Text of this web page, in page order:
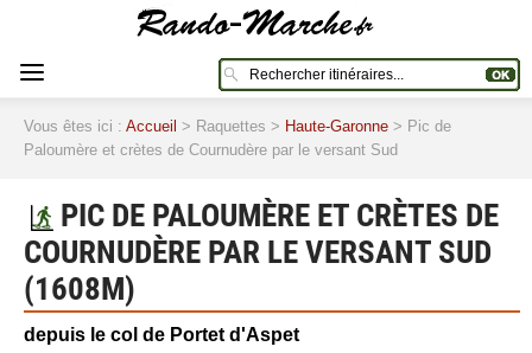
Vous êtes ici : Accueil > Raquettes > Haute-Garonne > Pic de
Paloumère et crètes de Cournudère par le versant Sud
PIC DE PALOUMÈRE ET CRÈTES DE
COURNUDÈRE PAR LE VERSANT SUD
(1608M)
depuis le col de Portet d'Aspet